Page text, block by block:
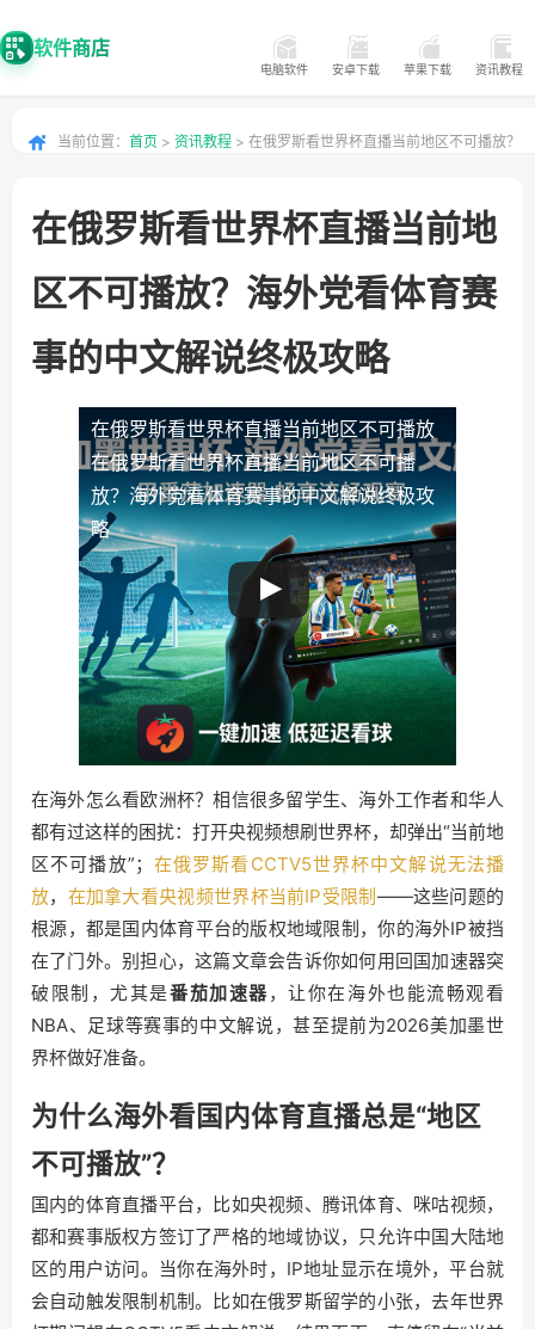
软件商店
电脑软件 安卓下载 苹果下载 资讯教程
当前位置： 首页 > 资讯教程 > 在俄罗斯看世界杯直播当前地区不可播放？
在俄罗斯看世界杯直播当前地
区不可播放？海外党看体育赛
事的中文解说终极攻略
在俄罗斯看世界杯直播当前地区不可播放
在俄罗斯看世界杯直播当前地区不可播
放？海外党看体育赛事的中文解说终极攻
略
在海外怎么看欧洲杯？相信很多留学生、海外工作者和华人
都有过这样的困扰：打开央视频想刷世界杯，却弹出“当前地
区不可播放”； 在俄罗斯看CCTV5世界杯中文解说无法播
放， 在加拿大看央视频世界杯当前IP受限制——这些问题的
根源，都是国内体育平台的版权地域限制，你的海外IP被挡
在了门外。别担心，这篇文章会告诉你如何用回国加速器突
破限制，尤其是番茄加速器，让你在海外也能流畅观看
NBA、足球等赛事的中文解说，甚至提前为2026美加墨世
界杯做好准备。
为什么海外看国内体育直播总是“地区
不可播放”？
国内的体育直播平台，比如央视频、腾讯体育、咪咕视频，
都和赛事版权方签订了严格的地域协议，只允许中国大陆地
区的用户访问。当你在海外时，IP地址显示在境外，平台就
会自动触发限制机制。比如在俄罗斯留学的小张，去年世界